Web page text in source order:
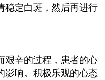
稳定白斑，然后再进行
艰辛的过程，患者的心
影响。积极乐观的心态